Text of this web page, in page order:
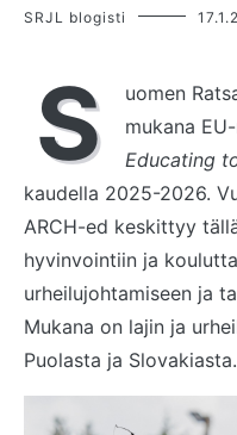
SRJL blogisti
S
uomen
mukana
Educating
kaudella 2025-2026.
ARCH-ed keskittyy
hyvinvointiin ja
urheilujohtamiseen ja
Mukana on lajin ja
Puolasta ja Slovakiasta.